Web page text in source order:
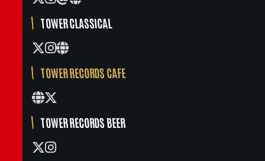
TOWER CLASSICAL
TOWER RECORDS CAFE
TOWER RECORDS BEER